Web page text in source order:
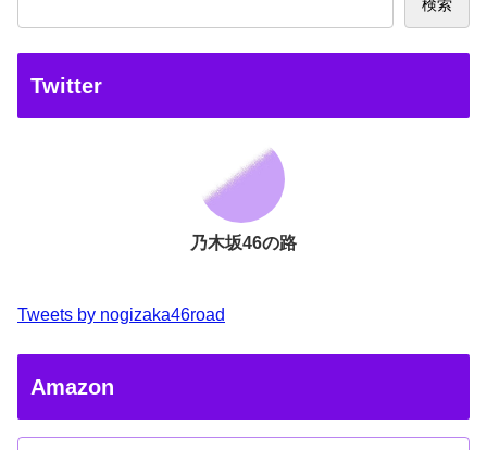
検索
Twitter
乃木坂46の路
Tweets by nogizaka46road
Amazon